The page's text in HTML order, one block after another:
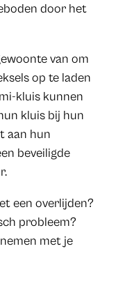
door het
van om
op te laden
kluis kunnen
kluis bij hun
aan hun
beveiligde
een overlijden?
probleem?
met je